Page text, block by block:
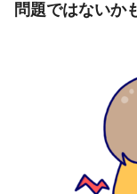
問題ではないか